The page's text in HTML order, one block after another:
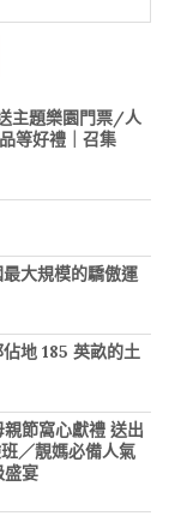
主題樂園門票/人
等好禮｜召集
大規模的驕傲運
地 185 英畝的土
節窩心獻禮 送出
／靚媽必備人氣
宴